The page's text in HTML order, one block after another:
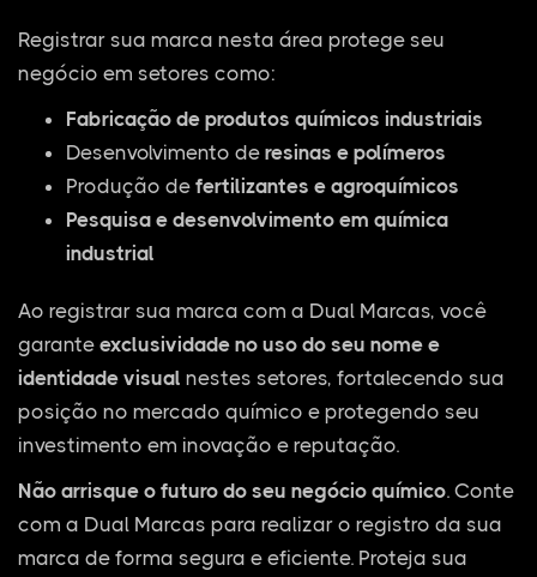
Registrar sua marca nesta área protege seu
negócio em setores como:
Fabricação de produtos químicos industriais
Desenvolvimento de resinas e polímeros
Produção de fertilizantes e agroquímicos
Pesquisa e desenvolvimento em química
industrial
Ao registrar sua marca com a Dual Marcas, você
garante exclusividade no uso do seu nome e
identidade visual nestes setores, fortalecendo sua
posição no mercado químico e protegendo seu
investimento em inovação e reputação.
Não arrisque o futuro do seu negócio químico. Conte
com a Dual Marcas para realizar o registro da sua
marca de forma segura e eficiente. Proteja sua